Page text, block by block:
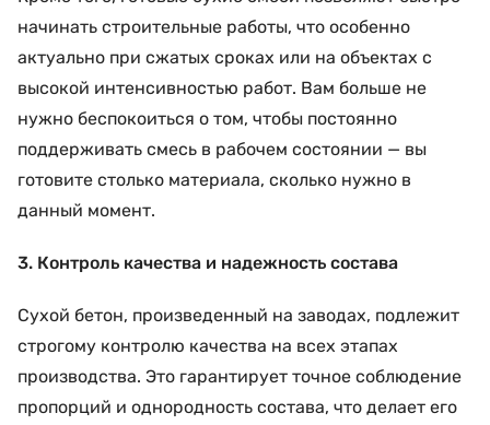
начинать строительные работы, что особенно
актуально при сжатых сроках или на объектах с
высокой интенсивностью работ. Вам больше не
нужно беспокоиться о том, чтобы постоянно
поддерживать смесь в рабочем состоянии — вы
готовите столько материала, сколько нужно в
данный момент.
3. Контроль качества и надежность состава
Сухой бетон, произведенный на заводах, подлежит
строгому контролю качества на всех этапах
производства. Это гарантирует точное соблюдение
пропорций и однородность состава, что делает его